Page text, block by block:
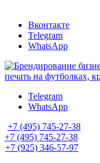
Вконтакте
Telegram
WhatsApp
Telegram
WhatsApp
+7 (495) 745-27-38
+7 (495) 745-27-38
+7 (925) 346-57-97